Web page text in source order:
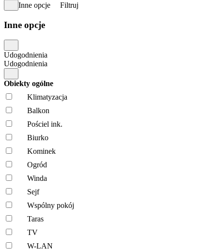
Inne opcje
Filtruj
Inne opcje
Udogodnienia
Udogodnienia
Obiekty ogólne
Klimatyzacja
Balkon
Pościel ink.
Biurko
Kominek
Ogród
Winda
Sejf
Wspólny pokój
Taras
TV
W-LAN